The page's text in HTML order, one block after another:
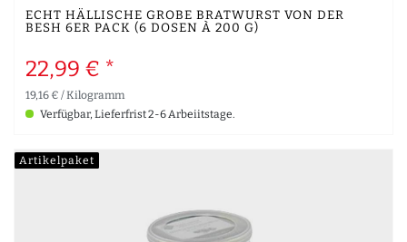
ECHT HÄLLISCHE GROBE BRATWURST VON DER
BESH 6ER PACK (6 DOSEN À 200 G)
22,99 € *
19,16 € / Kilogramm
Verfügbar, Lieferfrist 2-6 Arbeiitstage.
Artikelpaket